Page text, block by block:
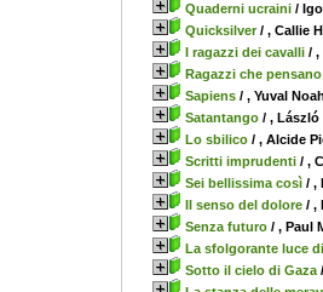
Quaderni ucraini /
Quicksilver/ , Callie
I ragazzi dei cavalli / ,
Ragazzi che
Sapiens / , Yuval
Satantango / , László
Lo sbilico / , Alcide
Scritti imprudenti / ,
Sei bellissima così / ,
Il senso del dolore / ,
Senza futuro / , Paul
La sfolgorante luce
Sotto il cielo di Gaza